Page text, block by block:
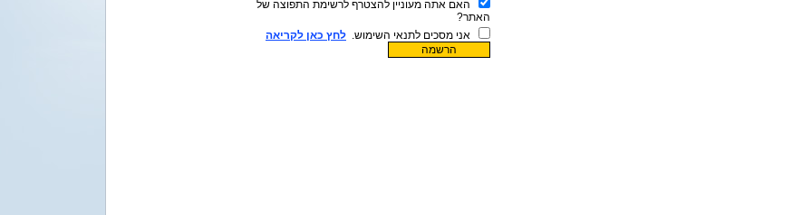
האם אתה מעוניין להצטרף לרשימת התפוצה של
האתר?
אני מסכים לתנאי השימוש. לחץ כאן לקריאה